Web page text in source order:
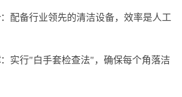
：配备行业领先的清洁设备，效率是人工
：实行"白手套检查法"，确保每个角落洁